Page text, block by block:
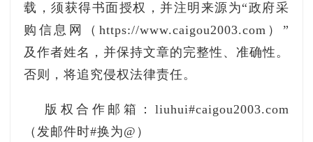
载，须获得书面授权，并注明来源为“政府采
购信息网（https://www.caigou2003.com）”
及作者姓名，并保持文章的完整性、准确性。
否则，将追究侵权法律责任。
版权合作邮箱：liuhui#caigou2003.com
（发邮件时#换为@）